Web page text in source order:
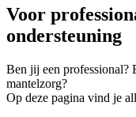
Voor
ondersteuning
Ben jij een professional?
mantelzorg?
Op deze pagina vind je